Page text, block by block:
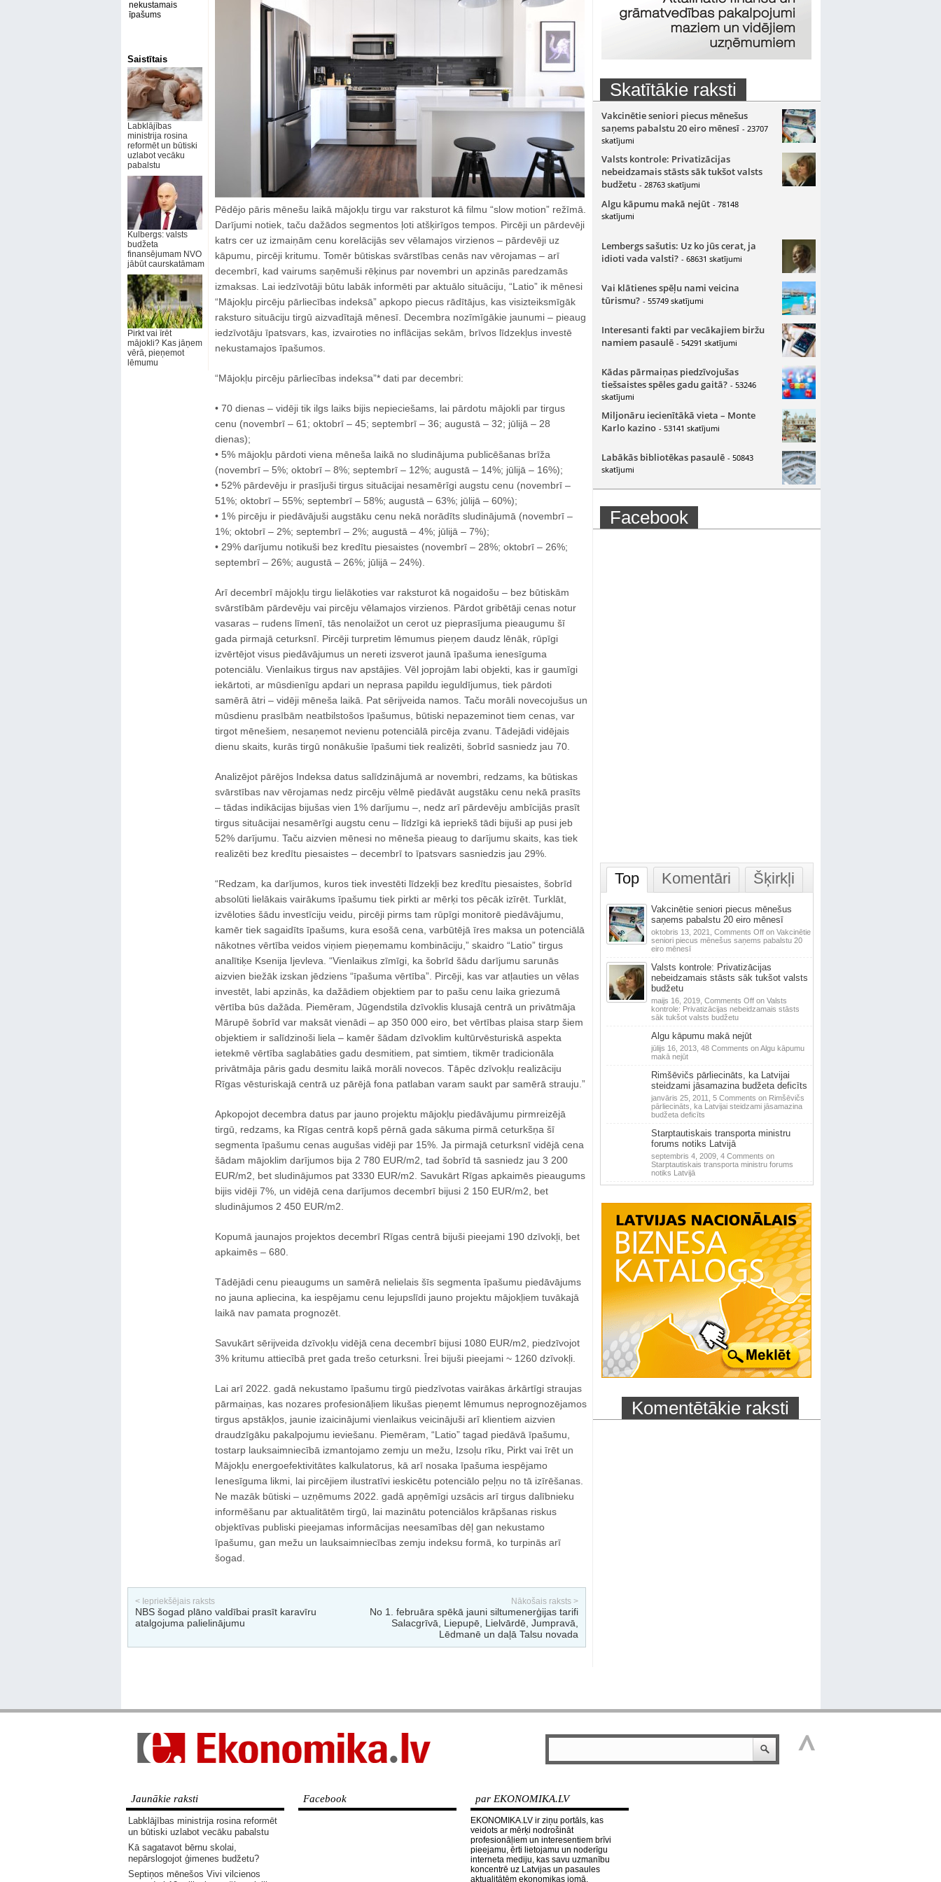
nekustamais
īpašums
Saistītais
Labklājības
ministrija rosina
reformēt un būtiski
uzlabot vecāku
pabalstu
Kulbergs: valsts
budžeta
finansējumam NVO
jābūt caurskatāmam
Pirkt vai īrēt
mājokli? Kas jāņem
vērā, pieņemot
lēmumu
Pēdējo pāris mēnešu laikā mājokļu tirgu var raksturot kā filmu “slow motion” režīmā.
Darījumi notiek, taču dažādos segmentos ļoti atšķirīgos tempos. Pircēji un pārdevēji
katrs cer uz izmaiņām cenu korelācijās sev vēlamajos virzienos – pārdevēji uz
kāpumu, pircēji kritumu. Tomēr būtiskas svārstības cenās nav vērojamas – arī
decembrī, kad vairums saņēmuši rēķinus par novembri un apzinās paredzamās
izmaksas. Lai iedzīvotāji būtu labāk informēti par aktuālo situāciju, “Latio” ik mēnesi
“Mājokļu pircēju pārliecības indeksā” apkopo piecus rādītājus, kas visizteiksmīgāk
raksturo situāciju tirgū aizvadītajā mēnesī. Decembra nozīmīgākie jaunumi – pieaug
iedzīvotāju īpatsvars, kas, izvairoties no inflācijas sekām, brīvos līdzekļus investē
nekustamajos īpašumos.
“Mājokļu pircēju pārliecības indeksa”* dati par decembri:
• 70 dienas – vidēji tik ilgs laiks bijis nepieciešams, lai pārdotu mājokli par tirgus
cenu (novembrī – 61; oktobrī – 45; septembrī – 36; augustā – 32; jūlijā – 28
dienas);
• 5% mājokļu pārdoti viena mēneša laikā no sludinājuma publicēšanas brīža
(novembrī – 5%; oktobrī – 8%; septembrī – 12%; augustā – 14%; jūlijā – 16%);
• 52% pārdevēju ir prasījuši tirgus situācijai nesamērīgi augstu cenu (novembrī –
51%; oktobrī – 55%; septembrī – 58%; augustā – 63%; jūlijā – 60%);
• 1% pircēju ir piedāvājuši augstāku cenu nekā norādīts sludinājumā (novembrī –
1%; oktobrī – 2%; septembrī – 2%; augustā – 4%; jūlijā – 7%);
• 29% darījumu notikuši bez kredītu piesaistes (novembrī – 28%; oktobrī – 26%;
septembrī – 26%; augustā – 26%; jūlijā – 24%).
Arī decembrī mājokļu tirgu lielākoties var raksturot kā nogaidošu – bez būtiskām
svārstībām pārdevēju vai pircēju vēlamajos virzienos. Pārdot gribētāji cenas notur
vasaras – rudens līmenī, tās nenolaižot un cerot uz pieprasījuma pieaugumu šī
gada pirmajā ceturksnī. Pircēji turpretim lēmumus pieņem daudz lēnāk, rūpīgi
izvērtējot visus piedāvājumus un nereti izsverot jaunā īpašuma ienesīguma
potenciālu. Vienlaikus tirgus nav apstājies. Vēl joprojām labi objekti, kas ir gaumīgi
iekārtoti, ar mūsdienīgu apdari un neprasa papildu ieguldījumus, tiek pārdoti
samērā ātri – vidēji mēneša laikā. Pat sērijveida namos. Taču morāli novecojušus un
mūsdienu prasībām neatbilstošos īpašumus, būtiski nepazeminot tiem cenas, var
tirgot mēnešiem, nesaņemot nevienu potenciālā pircēja zvanu. Tādejādi vidējais
dienu skaits, kurās tirgū nonākušie īpašumi tiek realizēti, šobrīd sasniedz jau 70.
Analizējot pārējos Indeksa datus salīdzinājumā ar novembri, redzams, ka būtiskas
svārstības nav vērojamas nedz pircēju vēlmē piedāvāt augstāku cenu nekā prasīts
– tādas indikācijas bijušas vien 1% darījumu –, nedz arī pārdevēju ambīcijās prasīt
tirgus situācijai nesamērīgi augstu cenu – līdzīgi kā iepriekš tādi bijuši ap pusi jeb
52% darījumu. Taču aizvien mēnesi no mēneša pieaug to darījumu skaits, kas tiek
realizēti bez kredītu piesaistes – decembrī to īpatsvars sasniedzis jau 29%.
“Redzam, ka darījumos, kuros tiek investēti līdzekļi bez kredītu piesaistes, šobrīd
absolūti lielākais vairākums īpašumu tiek pirkti ar mērķi tos pēcāk izīrēt. Turklāt,
izvēloties šādu investīciju veidu, pircēji pirms tam rūpīgi monitorē piedāvājumu,
kamēr tiek sagaidīts īpašums, kura esošā cena, varbūtējā īres maksa un potenciālā
nākotnes vērtība veidos viņiem pieņemamu kombināciju,” skaidro “Latio” tirgus
analītiķe Ksenija Ijevleva. “Vienlaikus zīmīgi, ka šobrīd šādu darījumu sarunās
aizvien biežāk izskan jēdziens “īpašuma vērtība”. Pircēji, kas var atļauties un vēlas
investēt, labi apzinās, ka dažādiem objektiem par to pašu cenu laika griezumā
vērtība būs dažāda. Piemēram, Jūgendstila dzīvoklis klusajā centrā un privātmāja
Mārupē šobrīd var maksāt vienādi – ap 350 000 eiro, bet vērtības plaisa starp šiem
objektiem ir salīdzinoši liela – kamēr šādam dzīvoklim kultūrvēsturiskā aspekta
ietekmē vērtība saglabāties gadu desmitiem, pat simtiem, tikmēr tradicionāla
privātmāja pāris gadu desmitu laikā morāli novecos. Tāpēc dzīvokļu realizāciju
Rīgas vēsturiskajā centrā uz pārējā fona patlaban varam saukt par samērā strauju.”
Apkopojot decembra datus par jauno projektu mājokļu piedāvājumu pirmreizējā
tirgū, redzams, ka Rīgas centrā kopš pērnā gada sākuma pirmā ceturkšņa šī
segmenta īpašumu cenas augušas vidēji par 15%. Ja pirmajā ceturksnī vidējā cena
šādam mājoklim darījumos bija 2 780 EUR/m2, tad šobrīd tā sasniedz jau 3 200
EUR/m2, bet sludinājumos pat 3330 EUR/m2. Savukārt Rīgas apkaimēs pieaugums
bijis vidēji 7%, un vidējā cena darījumos decembrī bijusi 2 150 EUR/m2, bet
sludinājumos 2 450 EUR/m2.
Kopumā jaunajos projektos decembrī Rīgas centrā bijuši pieejami 190 dzīvokļi, bet
apkaimēs – 680.
Tādējādi cenu pieaugums un samērā nelielais šīs segmenta īpašumu piedāvājums
no jauna apliecina, ka iespējamu cenu lejupslīdi jauno projektu mājokļiem tuvākajā
laikā nav pamata prognozēt.
Savukārt sērijveida dzīvokļu vidējā cena decembrī bijusi 1080 EUR/m2, piedzīvojot
3% kritumu attiecībā pret gada trešo ceturksni. Īrei bijuši pieejami ~ 1260 dzīvokļi.
Lai arī 2022. gadā nekustamo īpašumu tirgū piedzīvotas vairākas ārkārtīgi straujas
pārmaiņas, kas nozares profesionāļiem likušas pieņemt lēmumus neprognozējamos
tirgus apstākļos, jaunie izaicinājumi vienlaikus veicinājuši arī klientiem aizvien
draudzīgāku pakalpojumu ieviešanu. Piemēram, “Latio” tagad piedāvā īpašumu,
tostarp lauksaimniecībā izmantojamo zemju un mežu, Izsoļu rīku, Pirkt vai īrēt un
Mājokļu energoefektivitātes kalkulatorus, kā arī nosaka īpašuma iespējamo
Ienesīguma likmi, lai pircējiem ilustratīvi ieskicētu potenciālo peļņu no tā izīrēšanas.
Ne mazāk būtiski – uzņēmums 2022. gadā apņēmīgi uzsācis arī tirgus dalībnieku
informēšanu par aktualitātēm tirgū, lai mazinātu potenciālos krāpšanas riskus
objektīvas publiski pieejamas informācijas neesamības dēļ gan nekustamo
īpašumu, gan mežu un lauksaimniecības zemju indeksu formā, ko turpinās arī
šogad.
< Iepriekšējais raksts
NBS šogad plāno valdībai prasīt karavīru
atalgojuma palielinājumu
Nākošais raksts >
No 1. februāra spēkā jauni siltumenerģijas tarifi
Salacgrīvā, Liepupē, Lielvārdē, Jumpravā,
Lēdmanē un daļā Talsu novada
Skatītākie raksti
Vakcinētie seniori piecus mēnešus
saņems pabalstu 20 eiro mēnesī - 23707
skatījumi
Valsts kontrole: Privatizācijas
nebeidzamais stāsts sāk tukšot valsts
budžetu - 28763 skatījumi
Algu kāpumu makā nejūt - 78148
skatījumi
Lembergs sašutis: Uz ko jūs cerat, ja
idioti vada valsti? - 68631 skatījumi
Vai klātienes spēļu nami veicina
tūrismu? - 55749 skatījumi
Interesanti fakti par vecākajiem biržu
namiem pasaulē - 54291 skatījumi
Kādas pārmaiņas piedzīvojušas
tiešsaistes spēles gadu gaitā? - 53246
skatījumi
Miljonāru iecienītākā vieta – Monte
Karlo kazino - 53141 skatījumi
Labākās bibliotēkas pasaulē - 50843
skatījumi
Facebook
Top Komentāri Šķirkļi
Vakcinētie seniori piecus mēnešus
saņems pabalstu 20 eiro mēnesī
oktobris 13, 2021, Comments Offon Vakcinētie
seniori piecus mēnešus saņems pabalstu 20
eiro mēnesī
Valsts kontrole: Privatizācijas
nebeidzamais stāsts sāk tukšot valsts
budžetu
maijs 16, 2019, Comments Offon Valsts
kontrole: Privatizācijas nebeidzamais stāsts
sāk tukšot valsts budžetu
Algu kāpumu makā nejūt
jūlijs 16, 2013, 48 Comments on Algu kāpumu
makā nejūt
Rimšēvičs pārliecināts, ka Latvijai
steidzami jāsamazina budžeta deficīts
janvāris 25, 2011, 5 Comments on Rimšēvičs
pārliecināts, ka Latvijai steidzami jāsamazina
budžeta deficīts
Starptautiskais transporta ministru
forums notiks Latvijā
septembris 4, 2009, 4 Comments on
Starptautiskais transporta ministru forums
notiks Latvijā
Komentētākie raksti
Jaunākie raksti
Labklājības ministrija rosina reformēt
un būtiski uzlabot vecāku pabalstu
Kā sagatavot bērnu skolai,
nepārslogojot ģimenes budžetu?
Septiņos mēnešos Vivi vilcienos
Facebook par EKONOMIKA.LV
EKONOMIKA.LV ir ziņu portāls, kas
veidots ar mērķi nodrošināt
profesionāļiem un interesentiem brīvi
pieejamu, ērti lietojamu un noderīgu
interneta mediju, kas savu uzmanību
koncentrē uz Latvijas un pasaules
aktualitātēm ekonomikas jomā.